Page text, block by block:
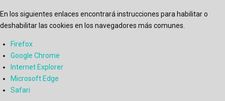
En los siguientes enlaces encontrará instrucciones para habilitar o
deshabilitar las cookies en los navegadores más comunes.
Firefox
Google Chrome
Internet Explorer
Microsoft Edge
Safari